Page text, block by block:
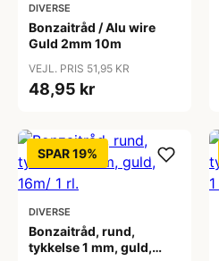
DIVERSE
Bonzaitråd / Alu wire
Guld 2mm 10m
VEJL. PRIS 51,95 KR
48,95 kr
SPAR 19%
DIVERSE
Bonzaitråd, rund,
tykkelse 1 mm, guld,